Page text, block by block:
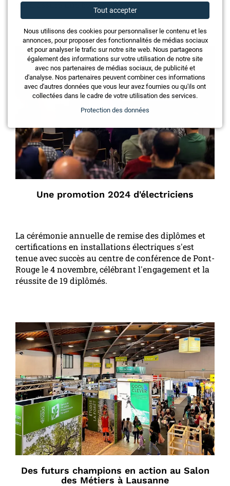
qui a assuré une belle ambiance.
Une promotion 2024 d'électriciens
La cérémonie annuelle de remise des diplômes et
certifications en installations électriques s'est
tenue avec succès au centre de conférence de Pont-
Rouge le 4 novembre, célébrant l'engagement et la
réussite de 19 diplômés.
Des futurs champions en action au Salon
des Métiers à Lausanne
Tout accepter
Nous utilisons des cookies pour personnaliser le contenu et les
annonces, pour proposer des fonctionnalités de médias sociaux
et pour analyser le trafic sur notre site web. Nous partageons
également des informations sur votre utilisation de notre site
avec nos partenaires de médias sociaux, de publicité et
d'analyse. Nos partenaires peuvent combiner ces informations
avec d'autres données que vous leur avez fournies ou qu'ils ont
collectées dans le cadre de votre utilisation des services.
Protection des données